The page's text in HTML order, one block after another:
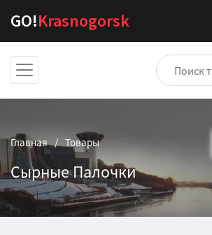
GO!Krasnogorsk
Главная Товары
Сырные Палочки